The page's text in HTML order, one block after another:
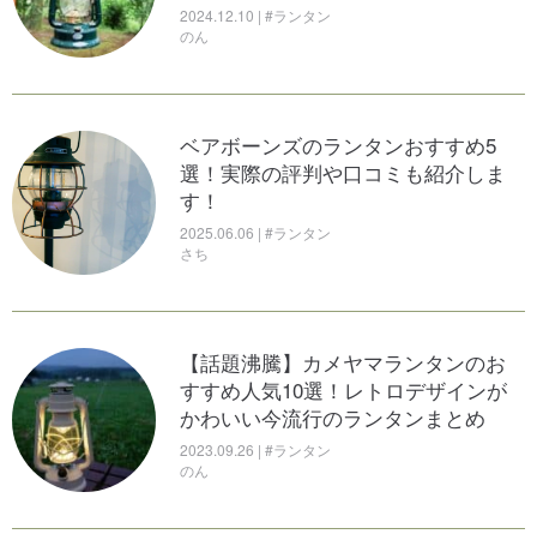
2024.12.10 | #ランタン
のん
ベアボーンズのランタンおすすめ5
選！実際の評判や口コミも紹介しま
す！
2025.06.06 | #ランタン
さち
【話題沸騰】カメヤマランタンのお
すすめ人気10選！レトロデザインが
かわいい今流行のランタンまとめ
2023.09.26 | #ランタン
のん